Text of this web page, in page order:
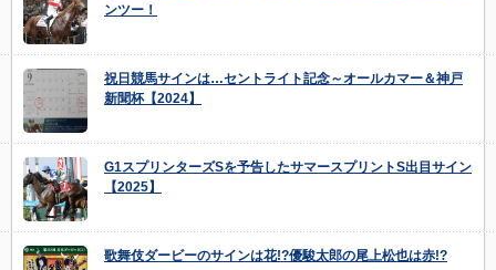
ンツー！
祝日競馬サインは…セントライト記念～オールカマー＆神戸
新聞杯【2024】
G1スプリンターズSを予告したサマースプリントS出目サイン
【2025】
歌舞伎ダービーのサインは花!?優駿太郎の尾上松也は赤!?